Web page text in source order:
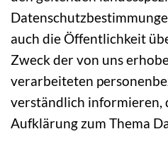
auch die Öffentlichkeit
Zweck der von uns
verarbeiteten
verständlich informieren,
Aufklärung zum Thema